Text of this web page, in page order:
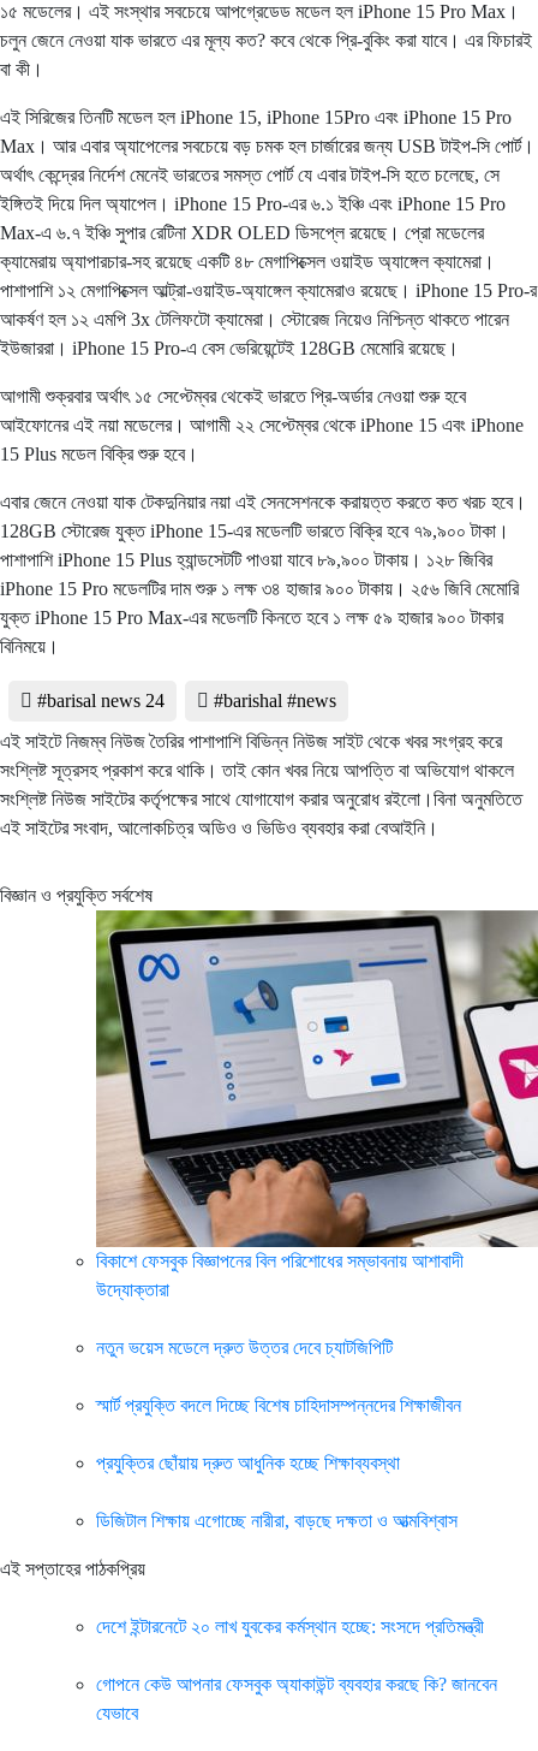
১৫ মডেলের। এই সংস্থার সবচেয়ে আপগ্রেডেড মডেল হল iPhone 15 Pro Max।
চলুন জেনে নেওয়া যাক ভারতে এর মূল্য কত? কবে থেকে প্রি-বুকিং করা যাবে। এর ফিচারই
বা কী।
এই সিরিজের তিনটি মডেল হল iPhone 15, iPhone 15Pro এবং iPhone 15 Pro
Max। আর এবার অ্যাপেলের সবচেয়ে বড় চমক হল চার্জারের জন্য USB টাইপ-সি পোর্ট।
অর্থাৎ কেন্দ্রের নির্দেশ মেনেই ভারতের সমস্ত পোর্ট যে এবার টাইপ-সি হতে চলেছে, সে
ইঙ্গিতই দিয়ে দিল অ্যাপেল। iPhone 15 Pro-এর ৬.১ ইঞ্চি এবং iPhone 15 Pro
Max-এ ৬.৭ ইঞ্চি সুপার রেটিনা XDR OLED ডিসপ্লে রয়েছে। প্রো মডেলের
ক্যামেরায় অ্যাপারচার-সহ রয়েছে একটি ৪৮ মেগাপিক্সেল ওয়াইড অ্যাঙ্গেল ক্যামেরা।
পাশাপাশি ১২ মেগাপিক্সেল আল্ট্রা-ওয়াইড-অ্যাঙ্গেল ক্যামেরাও রয়েছে। iPhone 15 Pro-র
আকর্ষণ হল ১২ এমপি 3x টেলিফটো ক্যামেরা। স্টোরেজ নিয়েও নিশ্চিন্ত থাকতে পারেন
ইউজাররা। iPhone 15 Pro-এ বেস ভেরিয়েন্টেই 128GB মেমোরি রয়েছে।
আগামী শুক্রবার অর্থাৎ ১৫ সেপ্টেম্বর থেকেই ভারতে প্রি-অর্ডার নেওয়া শুরু হবে
আইফোনের এই নয়া মডেলের। আগামী ২২ সেপ্টেম্বর থেকে iPhone 15 এবং iPhone
15 Plus মডেল বিক্রি শুরু হবে।
এবার জেনে নেওয়া যাক টেকদুনিয়ার নয়া এই সেনসেশনকে করায়ত্ত করতে কত খরচ হবে।
128GB স্টোরেজ যুক্ত iPhone 15-এর মডেলটি ভারতে বিক্রি হবে ৭৯,৯০০ টাকা।
পাশাপাশি iPhone 15 Plus হ্যান্ডসেটটি পাওয়া যাবে ৮৯,৯০০ টাকায়। ১২৮ জিবির
iPhone 15 Pro মডেলটির দাম শুরু ১ লক্ষ ৩৪ হাজার ৯০০ টাকায়। ২৫৬ জিবি মেমোরি
যুক্ত iPhone 15 Pro Max-এর মডেলটি কিনতে হবে ১ লক্ষ ৫৯ হাজার ৯০০ টাকার
বিনিময়ে।
#barisal news 24
#barishal #news
এই সাইটে নিজম্ব নিউজ তৈরির পাশাপাশি বিভিন্ন নিউজ সাইট থেকে খবর সংগ্রহ করে
সংশ্লিষ্ট সূত্রসহ প্রকাশ করে থাকি। তাই কোন খবর নিয়ে আপত্তি বা অভিযোগ থাকলে
সংশ্লিষ্ট নিউজ সাইটের কর্তৃপক্ষের সাথে যোগাযোগ করার অনুরোধ রইলো।বিনা অনুমতিতে
এই সাইটের সংবাদ, আলোকচিত্র অডিও ও ভিডিও ব্যবহার করা বেআইনি।
বিজ্ঞান ও প্রযুক্তি সর্বশেষ
বিকাশে ফেসবুক বিজ্ঞাপনের বিল পরিশোধের সম্ভাবনায় আশাবাদী
উদ্যোক্তারা
নতুন ভয়েস মডেলে দ্রুত উত্তর দেবে চ্যাটজিপিটি
স্মার্ট প্রযুক্তি বদলে দিচ্ছে বিশেষ চাহিদাসম্পন্নদের শিক্ষাজীবন
প্রযুক্তির ছোঁয়ায় দ্রুত আধুনিক হচ্ছে শিক্ষাব্যবস্থা
ডিজিটাল শিক্ষায় এগোচ্ছে নারীরা, বাড়ছে দক্ষতা ও আত্মবিশ্বাস
এই সপ্তাহের পাঠকপ্রিয়
দেশে ইন্টারনেটে ২০ লাখ যুবকের কর্মস্থান হচ্ছে: সংসদে প্রতিমন্ত্রী
গোপনে কেউ আপনার ফেসবুক অ্যাকাউন্ট ব্যবহার করছে কি? জানবেন
যেভাবে